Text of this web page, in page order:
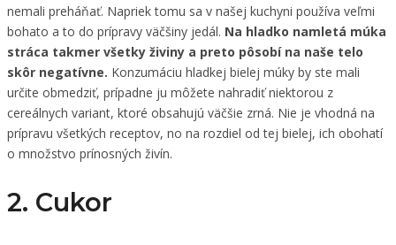
nemali preháňať. Napriek tomu sa v našej kuchyni používa veľmi
bohato a to do prípravy väčšiny jedál. Na hladko namletá múka
stráca takmer všetky živiny a preto pôsobí na naše telo
skôr negatívne. Konzumáciu hladkej bielej múky by ste mali
určite obmedziť, prípadne ju môžete nahradiť niektorou z
cereálnych variant, ktoré obsahujú väčšie zrná. Nie je vhodná na
prípravu všetkých receptov, no na rozdiel od tej bielej, ich obohatí
o množstvo prínosných živín.
2. Cukor